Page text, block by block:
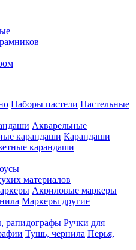
Наборы пастели Пастельные
Акварельные
карандаши Карандаши
карандаши
материалов
Акриловые маркеры
Маркеры другие
рапидографы Ручки для
Тушь, чернила Перья,